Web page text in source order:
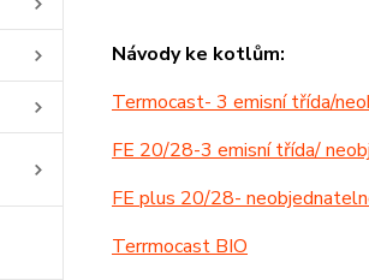
Návody ke kotlům:
Termocast- 3 emisní třída/
FE 20/28-3 emisní třída/
FE plus 20/28-
Terrmocast BIO